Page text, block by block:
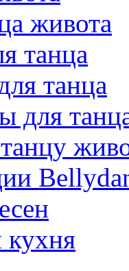
живота
танца
танца
для
кухня